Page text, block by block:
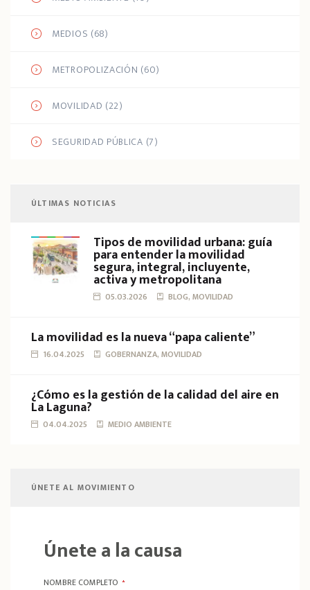
MEDIOS (68)
METROPOLIZACIÓN (60)
MOVILIDAD (22)
SEGURIDAD PÚBLICA (7)
ÚLTIMAS NOTICIAS
Tipos de movilidad urbana: guía
para entender la movilidad
segura, integral, incluyente,
activa y metropolitana
05.03.2026 BLOG, MOVILIDAD
La movilidad es la nueva “papa caliente”
16.04.2025 GOBERNANZA, MOVILIDAD
¿Cómo es la gestión de la calidad del aire en
La Laguna?
04.04.2025 MEDIO AMBIENTE
ÚNETE AL MOVIMIENTO
Únete a la causa
NOMBRE COMPLETO *